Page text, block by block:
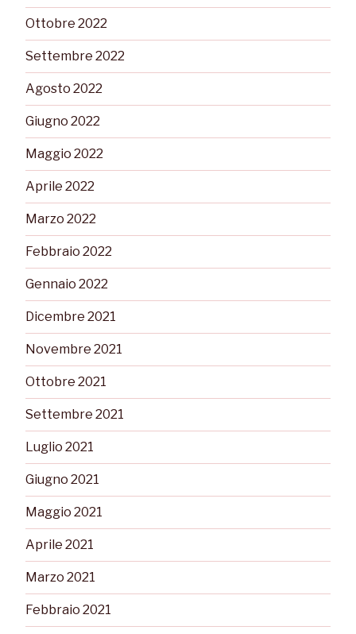
Ottobre 2022
Settembre 2022
Agosto 2022
Giugno 2022
Maggio 2022
Aprile 2022
Marzo 2022
Febbraio 2022
Gennaio 2022
Dicembre 2021
Novembre 2021
Ottobre 2021
Settembre 2021
Luglio 2021
Giugno 2021
Maggio 2021
Aprile 2021
Marzo 2021
Febbraio 2021